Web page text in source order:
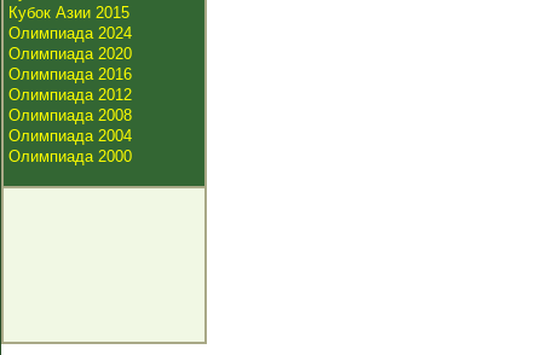
Кубок Азии 2015
Олимпиада 2024
Олимпиада 2020
Олимпиада 2016
Олимпиада 2012
Олимпиада 2008
Олимпиада 2004
Олимпиада 2000